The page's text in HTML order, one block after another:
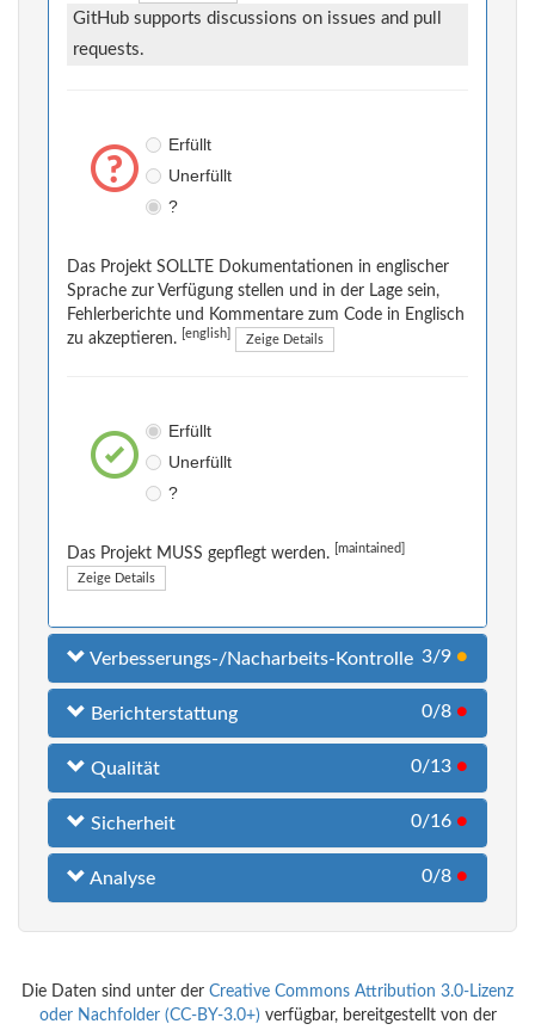
GitHub supports discussions on issues and pull
requests.
Erfüllt
Unerfüllt
?
Das Projekt SOLLTE Dokumentationen in englischer
Sprache zur Verfügung stellen und in der Lage sein,
Fehlerberichte und Kommentare zum Code in Englisch
zu akzeptieren.
[english] Zeige Details
Erfüllt
Unerfüllt
?
Das Projekt MUSS gepflegt werden. [maintained]
Zeige Details
Verbesserungs-/Nacharbeits-Kontrolle 3/9 ●
Berichterstattung 0/8 ●
Qualität 0/13 ●
Sicherheit 0/16 ●
Analyse 0/8 ●
Die Daten sind unter der Creative Commons Attribution 3.0-Lizenz
oder Nachfolder (CC-BY-3.0+) verfügbar, bereitgestellt von der